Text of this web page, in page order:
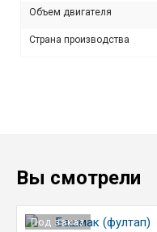
Объем двигателя
Страна производства
Вы смотрели
Под заказ